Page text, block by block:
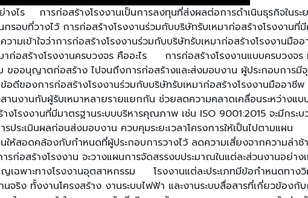
งไร การก่อสร้างโรงงานเป็นการลงทุนที่ส่งผลต่อการดำเนินธุรกิจในระ
รอบที่วางไว้ การก่อสร้างโรงงานร่วมกับบริษัทรับเหมาก่อสร้างโรงงาน
เข้าใจว่าการก่อสร้างโรงงานร่วมกับบริษัทรับเหมาก่อสร้างโรงงานมือ
าก่อสร้างโรงงานครบวงจร คืออะไร การก่อสร้างโรงงานแบบครบวง
ออนุญาตก่อสร้าง ไปจนถึงการก่อสร้างและส่งมอบงาน ผู้ประกอบการ
ดีของการก่อสร้างโรงงานร่วมกับบริษัทรับเหมาก่อสร้างโรงงานมืออ
นงานกับผู้รับเหมาหลายรายแยกกัน ช่วยลดความคลาดเคลื่อนระหว่างแบ
รงงานที่มีมาตรฐานระบบบริหารคุณภาพ เช่น ISO 9001:2015 จะมีกร
ประเมินผลก่อนส่งมอบงาน ควบคุมระยะเวลาโครงการให้เป็นไปตามแผ
นให้สอดคล้องกับกำหนดที่ผู้ประกอบการวางไว้ ลดความเสี่ยงจากความ
สร้างโรงงาน จะวางแผนการจัดสรรงบประมาณในแต่ละส่วนงานอย่า
ญเฉพาะทางโรงงานอุตสาหกรรม โรงงานแต่ละประเภทมีข้อกำหนดทา
จริง ทั้งงานโครงสร้าง งานระบบไฟฟ้า และงานระบบสื่อสารที่เกี่ยวข้อ